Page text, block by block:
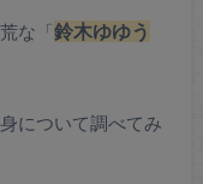
な「鈴木ゆゆう
について調べてみ